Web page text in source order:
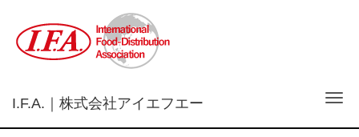
I.F.A.｜株式会社アイエフエー